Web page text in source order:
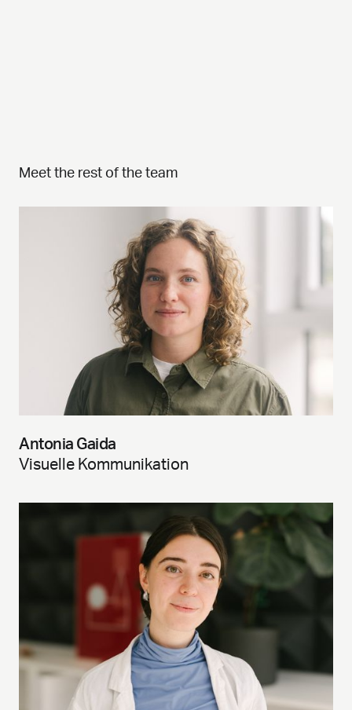
Meet the rest of the team
Antonia Gaida
Visuelle Kommunikation